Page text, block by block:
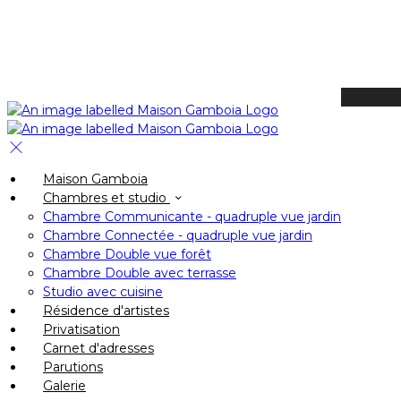
Maison Gamboia
Chambres et studio
Chambre Communicante - quadruple vue jardin
Chambre Connectée - quadruple vue jardin
Chambre Double vue forêt
Chambre Double avec terrasse
Studio avec cuisine
Résidence d'artistes
Privatisation
Carnet d'adresses
Parutions
Galerie
Book your stay
Check Out
Adults
Children
+